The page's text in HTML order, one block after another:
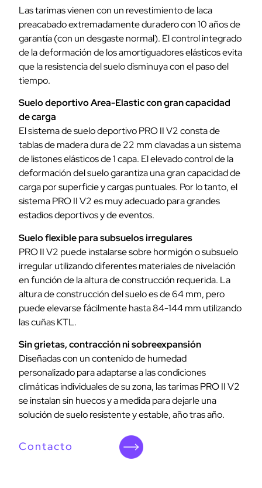
Las tarimas vienen con un revestimiento de laca
preacabado extremadamente duradero con 10 años de
garantía (con un desgaste normal). El control integrado
de la deformación de los amortiguadores elásticos evita
que la resistencia del suelo disminuya con el paso del
tiempo.
Suelo deportivo Area-Elastic con gran capacidad
de carga
El sistema de suelo deportivo PRO II V2 consta de
tablas de madera dura de 22 mm clavadas a un sistema
de listones elásticos de 1 capa. El elevado control de la
deformación del suelo garantiza una gran capacidad de
carga por superficie y cargas puntuales. Por lo tanto, el
sistema PRO II V2 es muy adecuado para grandes
estadios deportivos y de eventos.
Suelo flexible para subsuelos irregulares
PRO II V2 puede instalarse sobre hormigón o subsuelo
irregular utilizando diferentes materiales de nivelación
en función de la altura de construcción requerida. La
altura de construcción del suelo es de 64 mm, pero
puede elevarse fácilmente hasta 84-144 mm utilizando
las cuñas KTL.
Sin grietas, contracción ni sobreexpansión
Diseñadas con un contenido de humedad
personalizado para adaptarse a las condiciones
climáticas individuales de su zona, las tarimas PRO II V2
se instalan sin huecos y a medida para dejarle una
solución de suelo resistente y estable, año tras año.
Contacto